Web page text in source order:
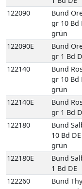
122180
Bund
10 Bd DE
grün
122180E
Bund
1 Bd DE
122260
Bund
gr 10 Bd
grün
122260E
Bund
gr 1 Bd
117070
Echte
Grüne
10 Stück
grün
117070E
Echte
Grüne
1 Stück